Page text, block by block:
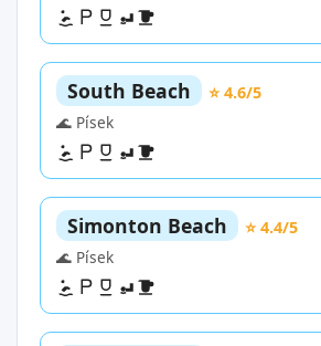
South Beach
⭐ 4.6/5
🌊 Písek
Simonton Beach
⭐ 4.4/5
🌊 Písek